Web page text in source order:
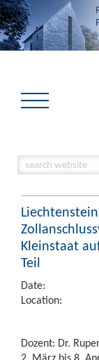
Kleinstaat
Teil
Date:
Location:
Dozent: Dr.